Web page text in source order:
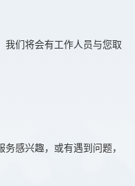
警信息
我们将会有工作人员与您取
感兴趣，或有遇到问题，